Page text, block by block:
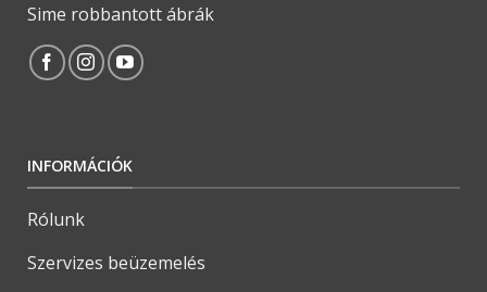
Sime robbantott ábrák
INFORMÁCIÓK
Rólunk
Szervizes beüzemelés